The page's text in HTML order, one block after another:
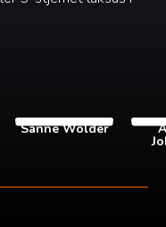
Sanne Wolder